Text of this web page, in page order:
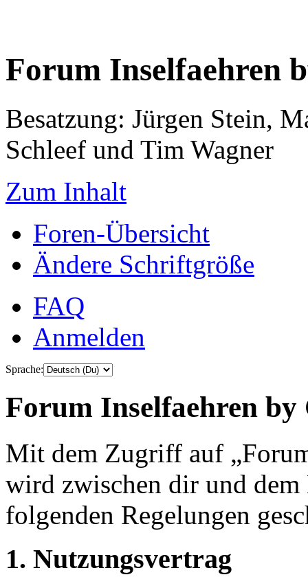
Forum Inselfaehren
Besatzung: Jürgen Stein,
Schleef und Tim Wagner
Zum Inhalt
Foren-Übersicht
Ändere Schriftgröße
FAQ
Anmelden
Sprache:
Forum Inselfaehren
Mit dem Zugriff auf
wird zwischen dir und
folgenden Regelungen
1. Nutzungsvertrag